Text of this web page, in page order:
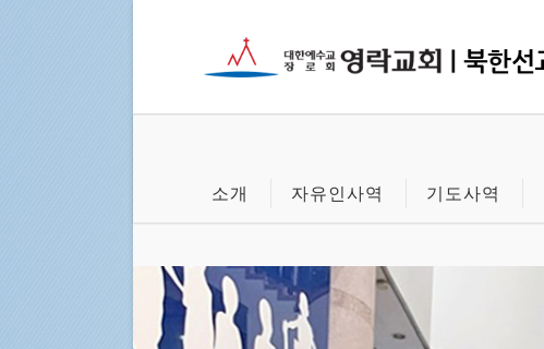
소개 자유인사역 기도사역